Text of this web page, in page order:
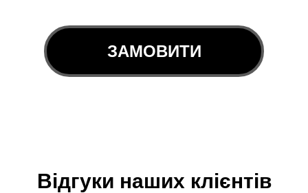
ЗАМОВИТИ
Відгуки наших клієнтів